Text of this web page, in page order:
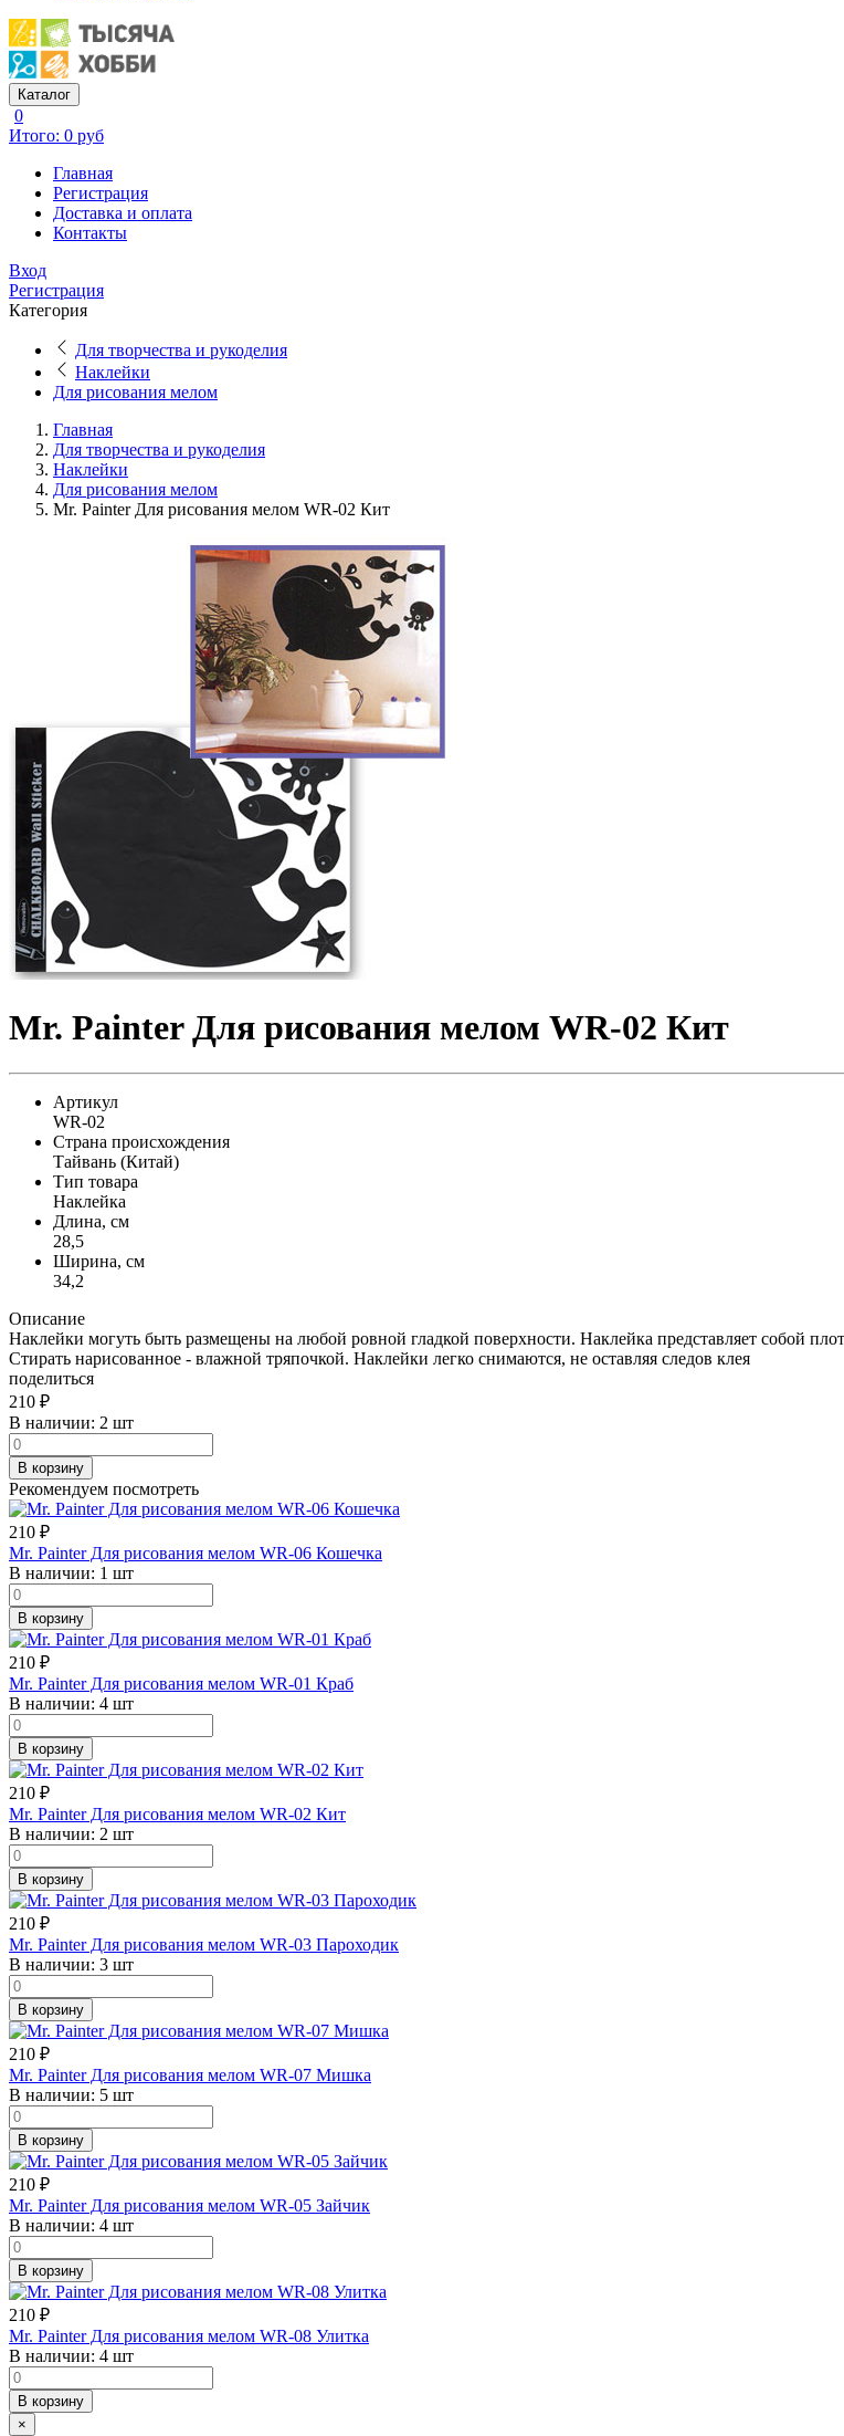
Каталог
0
Итого: 0 руб
Главная
Регистрация
Доставка и оплата
Контакты
Вход
Регистрация
Категория
Для творчества и рукоделия
Наклейки
Для рисования мелом
Главная
Для творчества и рукоделия
Наклейки
Для рисования мелом
Mr. Painter Для рисования мелом WR-02 Кит
Mr. Painter Для рисования мелом WR-02 Кит
Артикул
WR-02
Страна происхождения
Тайвань (Китай)
Тип товара
Наклейка
Длина, см
28,5
Ширина, см
34,2
Описание
Наклейки могуть быть размещены на любой ровной гладкой поверхности. Наклейка представляет собой
Стирать нарисованное - влажной тряпочкой. Наклейки легко снимаются, не оставляя следов клея
поделиться
210 ₽
В наличии: 2 шт
В корзину
Рекомендуем посмотреть
210 ₽
Mr. Painter Для рисования мелом WR-06 Кошечка
В наличии: 1 шт
В корзину
210 ₽
Mr. Painter Для рисования мелом WR-01 Краб
В наличии: 4 шт
В корзину
210 ₽
Mr. Painter Для рисования мелом WR-02 Кит
В наличии: 2 шт
В корзину
210 ₽
Mr. Painter Для рисования мелом WR-03 Пароходик
В наличии: 3 шт
В корзину
210 ₽
Mr. Painter Для рисования мелом WR-07 Мишка
В наличии: 5 шт
В корзину
210 ₽
Mr. Painter Для рисования мелом WR-05 Зайчик
В наличии: 4 шт
В корзину
210 ₽
Mr. Painter Для рисования мелом WR-08 Улитка
В наличии: 4 шт
В корзину
×